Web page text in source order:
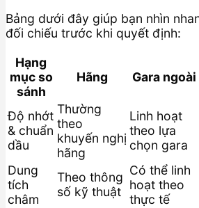
Bảng dưới đây giúp bạn nhìn
đối chiếu trước khi quyết định:
Hạng
mục so
sánh
Hãng Gara ngoài
Độ nhớt
& chuẩn
dầu
Thường
theo
khuyến nghị
hãng
Linh hoạt
theo lựa
chọn gara
Dung
tích
châm
Theo thông
số kỹ thuật
Có thể linh
hoạt theo
thực tế